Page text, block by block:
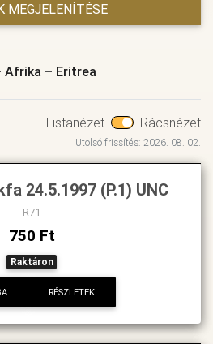
MEGJELENÍTÉSE
Afrika – Eritrea
Listanézet Rácsnézet
Utolsó frissítés: 2026. 08. 02.
24.5.1997 (P.1) UNC
R71
750 Ft
Raktáron
RÉSZLETEK